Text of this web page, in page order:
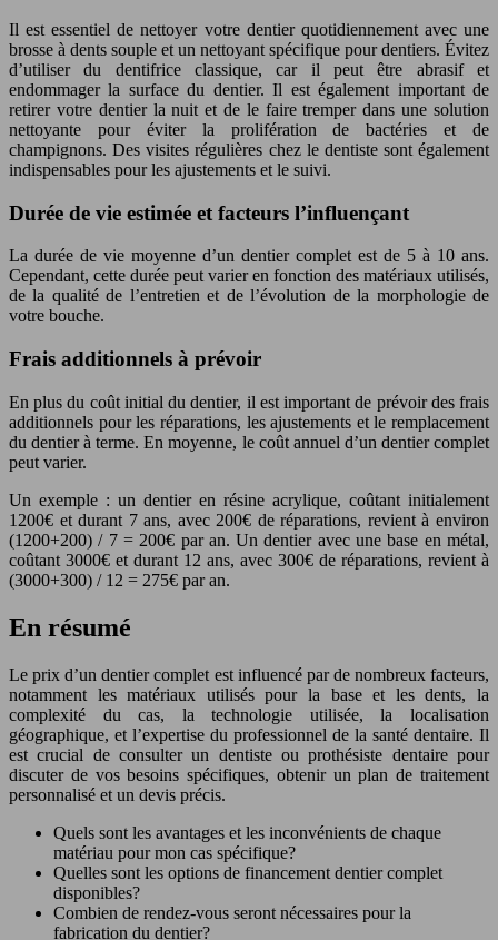
Il est essentiel de nettoyer votre dentier quotidiennement avec une
brosse à dents souple et un nettoyant spécifique pour dentiers. Évitez
d’utiliser du dentifrice classique, car il peut être abrasif et
endommager la surface du dentier. Il est également important de
retirer votre dentier la nuit et de le faire tremper dans une solution
nettoyante pour éviter la prolifération de bactéries et de
champignons. Des visites régulières chez le dentiste sont également
indispensables pour les ajustements et le suivi.
Durée de vie estimée et facteurs l’influençant
La durée de vie moyenne d’un dentier complet est de 5 à 10 ans.
Cependant, cette durée peut varier en fonction des matériaux utilisés,
de la qualité de l’entretien et de l’évolution de la morphologie de
votre bouche.
Frais additionnels à prévoir
En plus du coût initial du dentier, il est important de prévoir des frais
additionnels pour les réparations, les ajustements et le remplacement
du dentier à terme. En moyenne, le coût annuel d’un dentier complet
peut varier.
Un exemple : un dentier en résine acrylique, coûtant initialement
1200€ et durant 7 ans, avec 200€ de réparations, revient à environ
(1200+200) / 7 = 200€ par an. Un dentier avec une base en métal,
coûtant 3000€ et durant 12 ans, avec 300€ de réparations, revient à
(3000+300) / 12 = 275€ par an.
En résumé
Le prix d’un dentier complet est influencé par de nombreux facteurs,
notamment les matériaux utilisés pour la base et les dents, la
complexité du cas, la technologie utilisée, la localisation
géographique, et l’expertise du professionnel de la santé dentaire. Il
est crucial de consulter un dentiste ou prothésiste dentaire pour
discuter de vos besoins spécifiques, obtenir un plan de traitement
personnalisé et un devis précis.
Quels sont les avantages et les inconvénients de chaque
matériau pour mon cas spécifique?
Quelles sont les options de financement dentier complet
disponibles?
Combien de rendez-vous seront nécessaires pour la
fabrication du dentier?